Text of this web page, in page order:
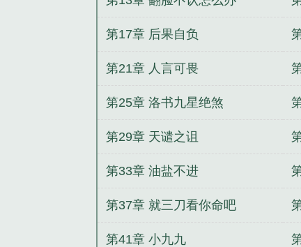
第17章 后果自负
第21章 人言可畏
第25章 洛书九星绝煞
第29章 天谴之诅
第33章 油盐不进
第37章 就三刀看你命吧
第41章 小九九